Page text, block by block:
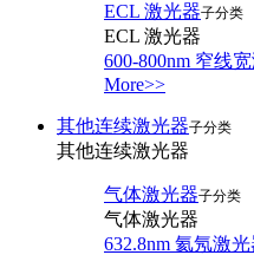
ECL 激光器子分类
ECL 激光器
600-800nm 窄线
More>>
其他连续激光器子分类
其他连续激光器
气体激光器子分类
气体激光器
632.8nm 氦氖激